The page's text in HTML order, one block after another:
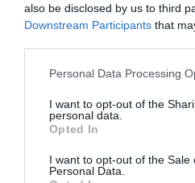
also be disclosed by us to third
Downstream Participants that
Personal Data Processing
I want to opt-out of the
personal data.
Opted In
I want to opt-out of the Sale
Personal Data.
inteligentă aceste școli (cu
străini – n.r.) pot deveni de
Articolul anterior
Italia nu mai
bandă rulantă în